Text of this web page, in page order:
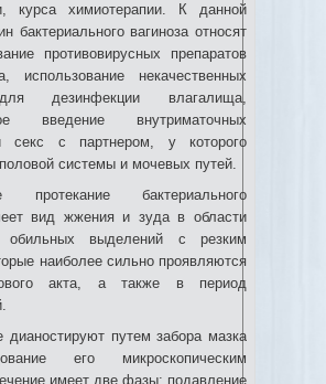
курса химиотерапии. К данной
бактериального вагиноза относят
противовирусных препаратов
использование некачественных
дезинфекции влагалища,
введение внутриматочных
секс с партнером, у которого
системы и мочевых путей.
протекание бактериального
вид жжения и зуда в области
обильных выделений с резким
наиболее сильно проявляются
акта, а также в период
дианостируют путем забора мазка
его микроскопическим
имеет две фазы: подавление